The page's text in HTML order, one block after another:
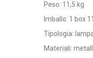
Peso: 11,5 kg
Imballo: 1 box
Tipologia:
Materiali: